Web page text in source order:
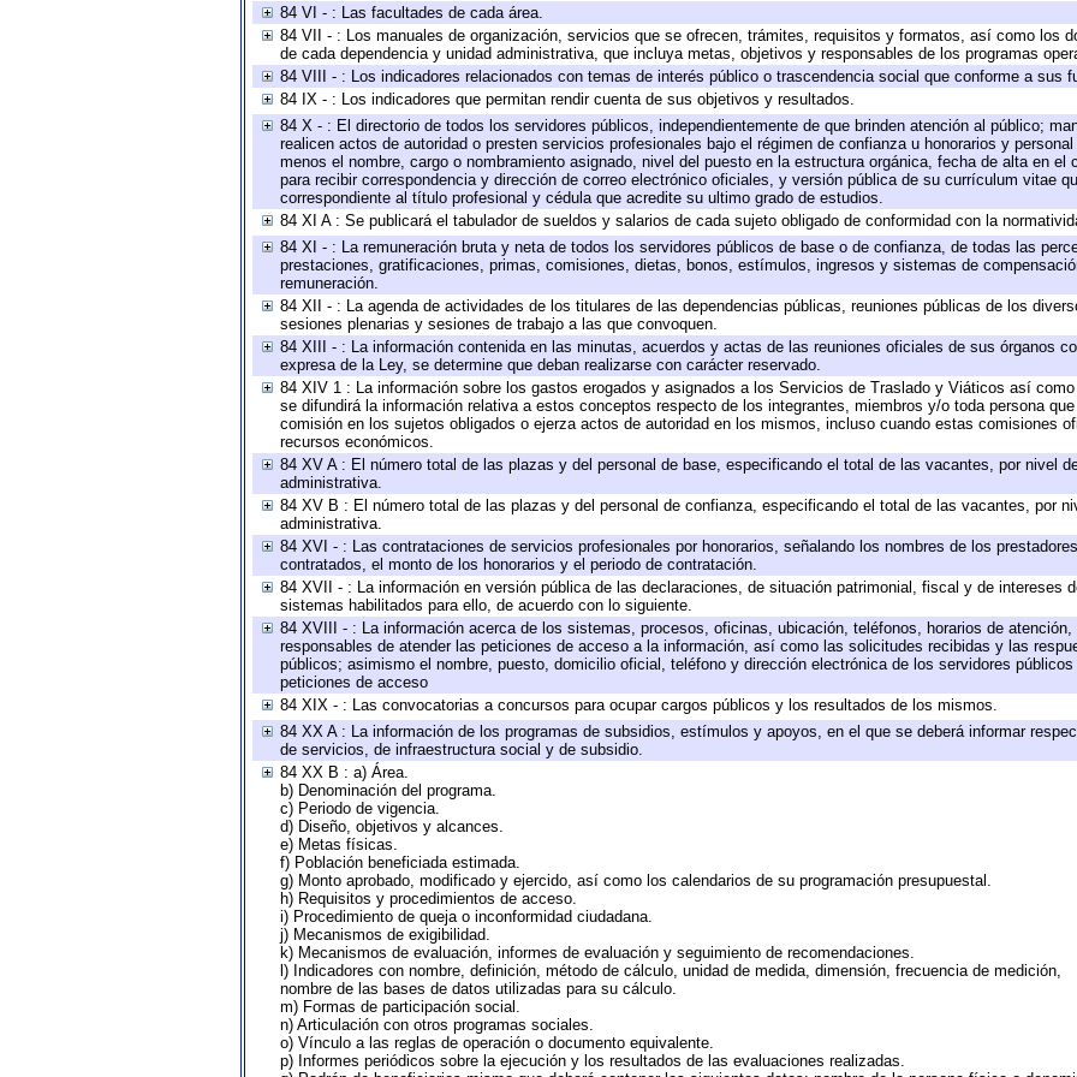
84 VI - : Las facultades de cada área.
84 VII - : Los manuales de organización, servicios que se ofrecen, trámites, requisitos y formatos, así como los
de cada dependencia y unidad administrativa, que incluya metas, objetivos y responsables de los programas
84 VIII - : Los indicadores relacionados con temas de interés público o trascendencia social que conforme a sus
84 IX - : Los indicadores que permitan rendir cuenta de sus objetivos y resultados.
84 X - : El directorio de todos los servidores públicos, independientemente de que brinden atención al público;
realicen actos de autoridad o presten servicios profesionales bajo el régimen de confianza u honorarios y
menos el nombre, cargo o nombramiento asignado, nivel del puesto en la estructura orgánica, fecha de alta en el
para recibir correspondencia y dirección de correo electrónico oficiales, y versión pública de su currículum vitae
correspondiente al título profesional y cédula que acredite su ultimo grado de estudios.
84 XI A : Se publicará el tabulador de sueldos y salarios de cada sujeto obligado de conformidad con la
84 XI - : La remuneración bruta y neta de todos los servidores públicos de base o de confianza, de todas las
prestaciones, gratificaciones, primas, comisiones, dietas, bonos, estímulos, ingresos y sistemas de
remuneración.
84 XII - : La agenda de actividades de los titulares de las dependencias públicas, reuniones públicas de los
sesiones plenarias y sesiones de trabajo a las que convoquen.
84 XIII - : La información contenida en las minutas, acuerdos y actas de las reuniones oficiales de sus órganos
expresa de la Ley, se determine que deban realizarse con carácter reservado.
84 XIV 1 : La información sobre los gastos erogados y asignados a los Servicios de Traslado y Viáticos así
se difundirá la información relativa a estos conceptos respecto de los integrantes, miembros y/o toda persona
comisión en los sujetos obligados o ejerza actos de autoridad en los mismos, incluso cuando estas comisiones
recursos económicos.
84 XV A : El número total de las plazas y del personal de base, especificando el total de las vacantes, por nivel
administrativa.
84 XV B : El número total de las plazas y del personal de confianza, especificando el total de las vacantes, por
administrativa.
84 XVI - : Las contrataciones de servicios profesionales por honorarios, señalando los nombres de los
contratados, el monto de los honorarios y el periodo de contratación.
84 XVII - : La información en versión pública de las declaraciones, de situación patrimonial, fiscal y de intereses
sistemas habilitados para ello, de acuerdo con lo siguiente.
84 XVIII - : La información acerca de los sistemas, procesos, oficinas, ubicación, teléfonos, horarios de
responsables de atender las peticiones de acceso a la información, así como las solicitudes recibidas y las
públicos; asimismo el nombre, puesto, domicilio oficial, teléfono y dirección electrónica de los servidores
peticiones de acceso
84 XIX - : Las convocatorias a concursos para ocupar cargos públicos y los resultados de los mismos.
84 XX A : La información de los programas de subsidios, estímulos y apoyos, en el que se deberá informar
de servicios, de infraestructura social y de subsidio.
84 XX B : a) Área.
b) Denominación del programa.
c) Periodo de vigencia.
d) Diseño, objetivos y alcances.
e) Metas físicas.
f) Población beneficiada estimada.
g) Monto aprobado, modificado y ejercido, así como los calendarios de su programación presupuestal.
h) Requisitos y procedimientos de acceso.
i) Procedimiento de queja o inconformidad ciudadana.
j) Mecanismos de exigibilidad.
k) Mecanismos de evaluación, informes de evaluación y seguimiento de recomendaciones.
l) Indicadores con nombre, definición, método de cálculo, unidad de medida, dimensión, frecuencia de medición,
nombre de las bases de datos utilizadas para su cálculo.
m) Formas de participación social.
n) Articulación con otros programas sociales.
o) Vínculo a las reglas de operación o documento equivalente.
p) Informes periódicos sobre la ejecución y los resultados de las evaluaciones realizadas.